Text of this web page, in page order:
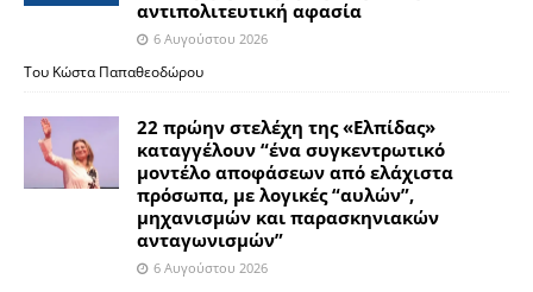
αντιπολιτευτική αφασία
6 Αυγούστου 2026
Του Κώστα Παπαθεοδώρου
22 πρώην στελέχη της «Ελπίδας»
καταγγέλουν “ένα συγκεντρωτικό
μοντέλο αποφάσεων από ελάχιστα
πρόσωπα, με λογικές “αυλών”,
μηχανισμών και παρασκηνιακών
ανταγωνισμών”
6 Αυγούστου 2026